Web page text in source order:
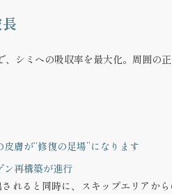
シミへの吸収率を最大化。周囲の
膚が“修復の足場”になります
ン再構築が進行
されると同時に、スキップエリアか